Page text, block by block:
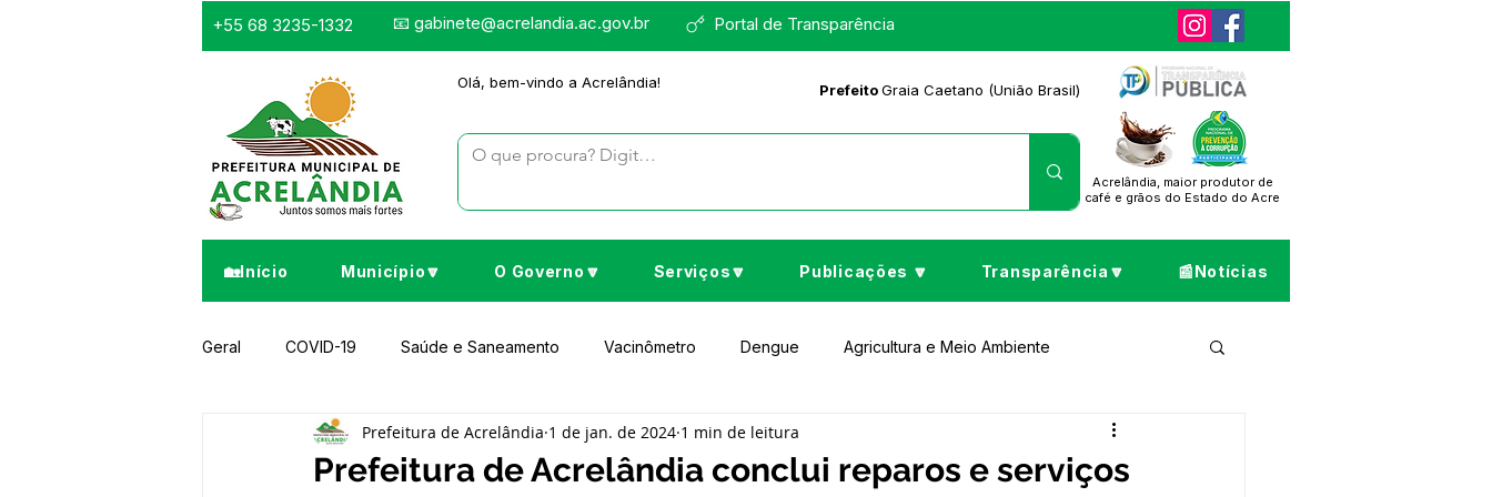
Portal de Transparência
+55 68 3235-1332 📧 gabinete@acrelandia.ac.gov.br
Olá, bem-vindo a Acrelândia! PrefeitoGraia Caetano (União Brasil)
Acrelândia, maior produtor de
café e grãos do Estado do Acre
🏡Início Município🔽 O Governo🔽 Serviços🔽 Publicações 🔽 Transparência🔽 📰Notícias
Geral COVID-19 Saúde e Saneamento Vacinômetro Dengue Agricultura e Meio Ambiente
Infraestrutura e Obras Desporto Cultura e Lazer Educação Assistência Social
Prefeitura de Acrelândia conclui reparos e serviços
Prefeitura de Acrelândia 1 de jan. de 2024 1 min de leitura